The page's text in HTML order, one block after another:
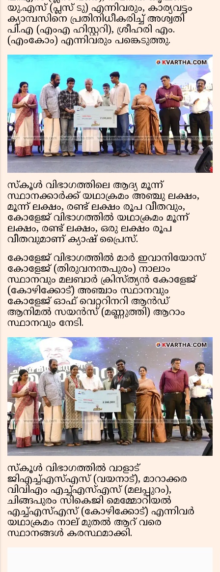
യു.എസ് (പ്ലസ് ടു) എന്നിവരും, കാര്യവട്ടം
ക്യാമ്പസിനെ പ്രതിനിധീകരിച്ച് അശ്വതി
പി.എ (എംഎ ഹിസ്റ്ററി), ശ്രീഹരി എം.
(എംകോം) എന്നിവരും പങ്കെടുത്തു.
സ്‌കൂൾ വിഭാഗത്തിലെ ആദ്യ മൂന്ന്
സ്ഥാനക്കാർക്ക് യഥാക്രമം അഞ്ചു ലക്ഷം,
മൂന്ന് ലക്ഷം, രണ്ട് ലക്ഷം രൂപ വീതവും,
കോളേജ് വിഭാഗത്തിൽ യഥാക്രമം മൂന്ന്
ലക്ഷം, രണ്ട് ലക്ഷം, ഒരു ലക്ഷം രൂപ
വീതവുമാണ് ക്യാഷ് പ്രൈസ്.
കോളേജ് വിഭാഗത്തിൽ മാർ ഇവാനിയോസ്
കോളേജ് (തിരുവനന്തപുരം) നാലാം
സ്ഥാനവും മലബാർ ക്രിസ്ത്യൻ കോളേജ്
(കോഴിക്കോട്) അഞ്ചാം സ്ഥാനവും
കോളേജ് ഓഫ് വെറ്ററിനറി ആൻഡ്
ആനിമൽ സയൻസ് (മണ്ണുത്തി) ആറാം
സ്ഥാനവും നേടി.
സ്‌കൂൾ വിഭാഗത്തിൽ വാളാട്
ജിഎച്ച്എസ്എസ് (വയനാട്), മാറാക്കര
വിവിഎം എച്ച്എസ്എസ് (മലപ്പുറം),
ചിങ്ങപുരം സികെജി മെമ്മോറിയൽ
എച്ച്എസ്എസ് (കോഴിക്കോട്) എന്നിവർ
യഥാക്രമം നാല് മുതൽ ആറ് വരെ
സ്ഥാനങ്ങൾ കരസ്ഥമാക്കി.